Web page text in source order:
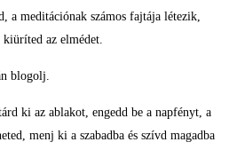
a meditációnak számos fajtája létezik,
az elmédet.
blogolj.
ki az ablakot, engedd be a napfényt, a
menj ki a szabadba és szívd magadba